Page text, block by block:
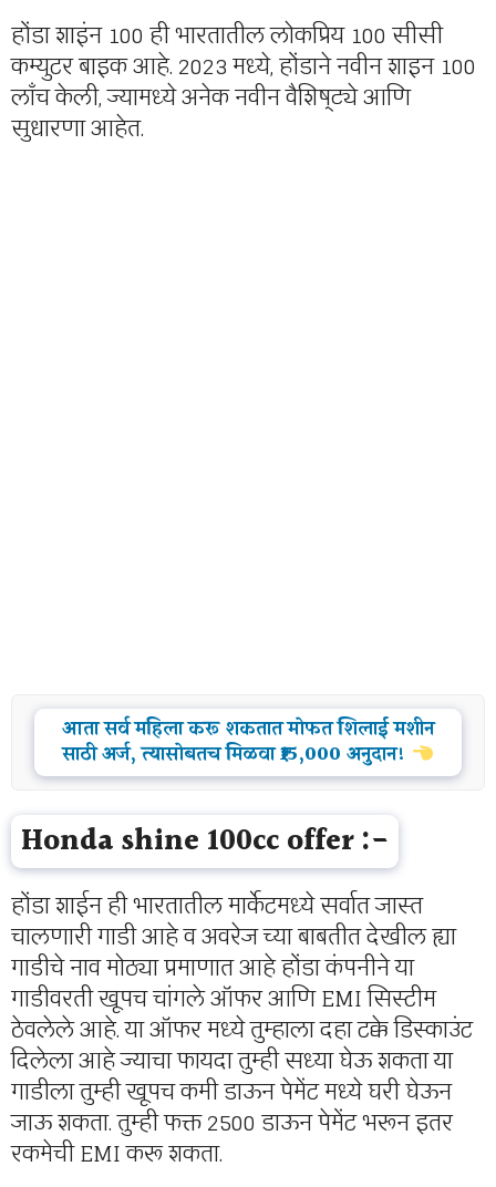
होंडा शाइंन 100 ही भारतातील लोकप्रिय 100 सीसी
कम्युटर बाइक आहे. 2023 मध्ये, होंडाने नवीन शाइन 100
लाँच केली, ज्यामध्ये अनेक नवीन वैशिष्ट्ये आणि
सुधारणा आहेत.
आता सर्व महिला करू शकतात मोफत शिलाई मशीन
साठी अर्ज, त्यासोबतच मिळवा ₹15,000 अनुदान!
Honda shine 100cc offer :-
होंडा शाईन ही भारतातील मार्केटमध्ये सर्वात जास्त
चालणारी गाडी आहे व अवरेज च्या बाबतीत देखील ह्या
गाडीचे नाव मोठ्या प्रमाणात आहे होंडा कंपनीने या
गाडीवरती खूपच चांगले ऑफर आणि EMI सिस्टीम
ठेवलेले आहे. या ऑफर मध्ये तुम्हाला दहा टक्के डिस्काउंट
दिलेला आहे ज्याचा फायदा तुम्ही सध्या घेऊ शकता या
गाडीला तुम्ही खूपच कमी डाऊन पेमेंट मध्ये घरी घेऊन
जाऊ शकता. तुम्ही फक्त 2500 डाऊन पेमेंट भरून इतर
रकमेची EMI करू शकता.